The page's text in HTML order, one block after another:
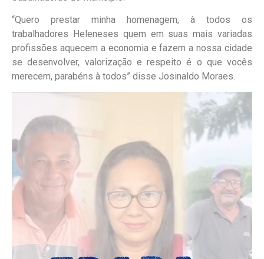
“Quero prestar minha homenagem, à todos os
trabalhadores Heleneses quem em suas mais variadas
profissões aquecem a economia e fazem a nossa cidade
se desenvolver, valorização e respeito é o que vocês
merecem, parabéns à todos” disse Josinaldo Moraes.
vídeo